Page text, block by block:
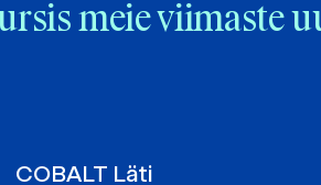
meie viimaste
COBALT Läti